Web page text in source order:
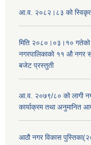
आ.व. २०८२।८३ को स्विकृत
मिति २०८०।०३।१० गतेकाे
नगरपालिकाकाे ११ ‍औ नगर
बजेट प्रस्तुती
आ.व. २०७९/८० को लागी
कार्याक्रम तथा अनुमानित
आठौ नगर विकास